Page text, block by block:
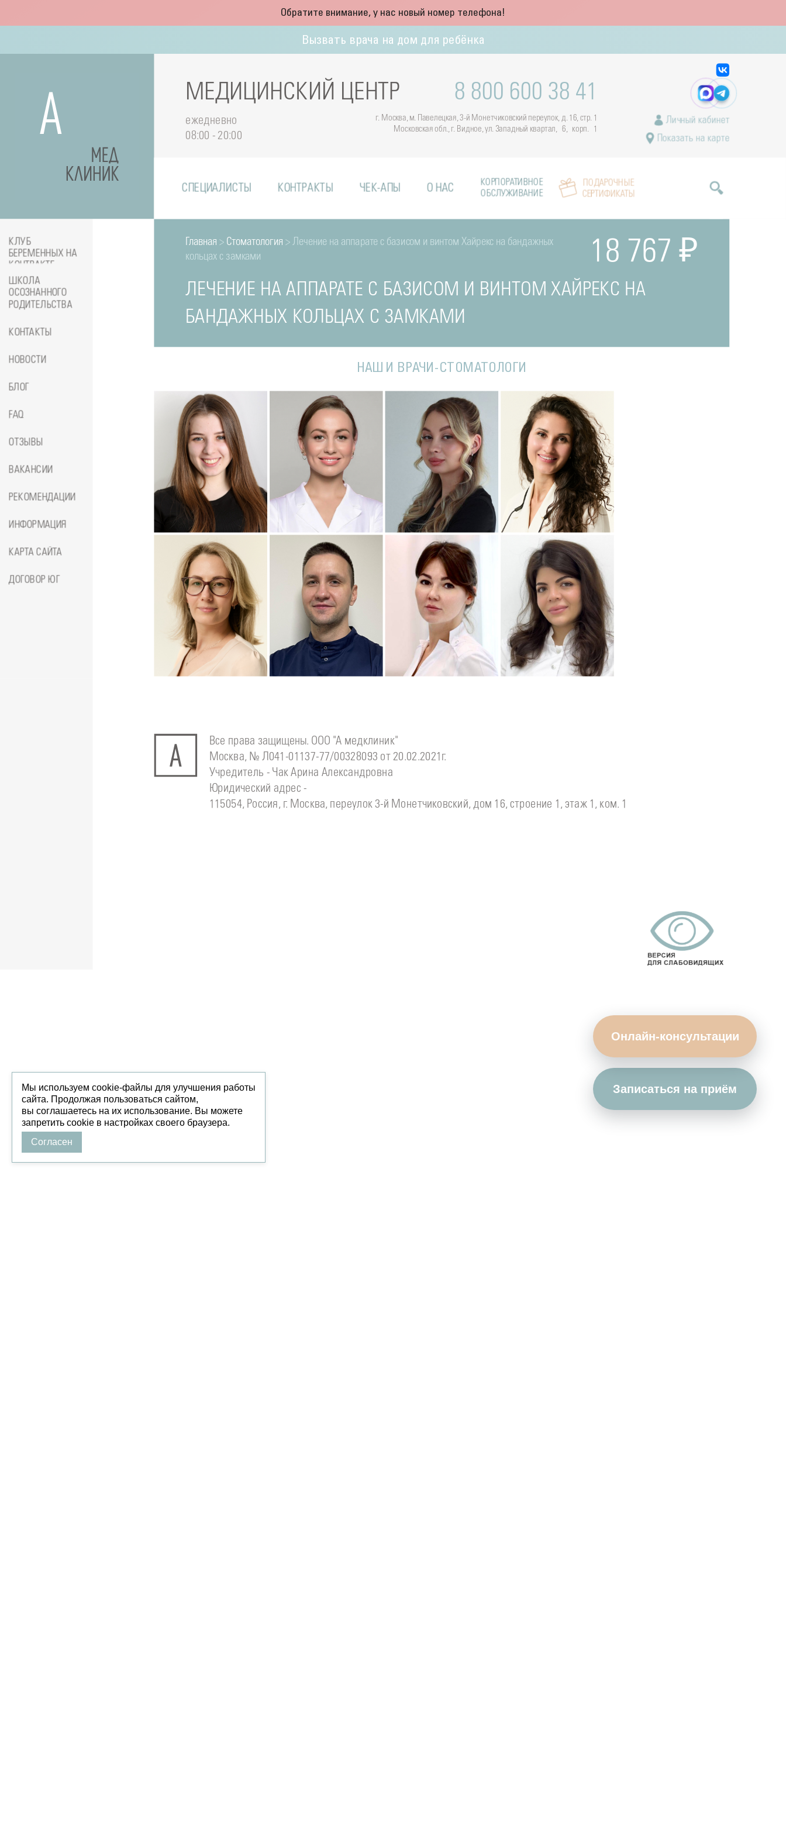
Обратите внимание, у нас новый номер телефона!
Вызвать врача на дом для ребёнка
МЕДИЦИНСКИЙ ЦЕНТР 8 800 600 38 41
г. Москва, м. Павелецкая, 3-й Монетчиковский переулок, д. 16, стр. 1
Московская обл., г. Видное, ул. Западный квартал, 6, корп. 1
ежедневно
08:00 - 20:00
Личный кабинет
Показать на карте
СПЕЦИАЛИСТЫ КОНТРАКТЫ ЧЕК-АПЫ О НАС
КОРПОРАТИВНОЕ
ОБСЛУЖИВАНИЕ
ПОДАРОЧНЫЕ
СЕРТИФИКАТЫ
КЛУБ
БЕРЕМЕННЫХ НА
КОНТРАКТЕ
ШКОЛА
ОСОЗНАННОГО
РОДИТЕЛЬСТВА
КОНТАКТЫ
НОВОСТИ
БЛОГ
FAQ
ОТЗЫВЫ
ВАКАНСИИ
РЕКОМЕНДАЦИИ
ИНФОРМАЦИЯ
КАРТА САЙТА
ДОГОВОР ЮГ
18 767 ₽
Главная > Стоматология > Лечение на аппарате с базисом и винтом Хайрекс на бандажных
кольцах с замками
ЛЕЧЕНИЕ НА АППАРАТЕ С БАЗИСОМ И ВИНТОМ ХАЙРЕКС НА
БАНДАЖНЫХ КОЛЬЦАХ С ЗАМКАМИ
НАШИ ВРАЧИ-СТОМАТОЛОГИ
Подробнее
Джумаева
Амина
Стоматолог-ортопед
Подробнее
о Наталья
Соколовская
Стоматолог-терапевт
Подробнеео Полина
Соколовская
Стоматолог-терапевт
Подробнеео
Прохорова
Анастасия
Стоматолог-терапевт
Подробнеео
Сейфетдинова
Юлия
Стоматолог-ортодонт
Подробнеео
Симонов
Дмитрий
Стоматолог детский
Подробнее о
Ситдикова
Стоматолог-хирург
Подробнеео
Тумасян
Рузанна
Стоматолог-терапевт
Все права защищены. ООО "А медклиник"
Москва, № Л041-01137-77/00328093 от 20.02.2021г.
Учредитель - Чак Арина Александровна
Юридический адрес -
115054, Россия, г. Москва, переулок 3-й Монетчиковский, дом 16, строение 1, этаж 1, ком. 1
Мы используем cookie-файлы для улучшения работы
сайта. Продолжая пользоваться сайтом,
вы соглашаетесь на их использование. Вы можете
запретить cookie в настройках своего браузера.
Согласен
Записаться на приём
Онлайн-консультации